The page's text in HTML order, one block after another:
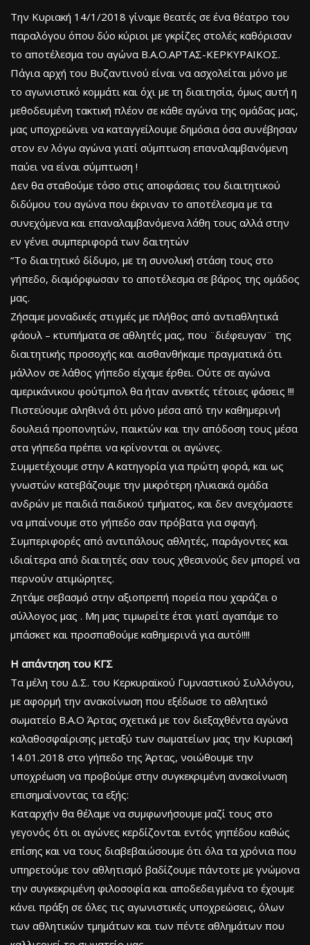
Την Κυριακή 14/1/2018 γίναμε θεατές σε ένα θέατρο του
παραλόγου όπου δύο κύριοι με γκρίζες στολές καθόρισαν
το αποτέλεσμα του αγώνα Β.Α.Ο.ΑΡΤΑΣ-ΚΕΡΚΥΡΑΙΚΟΣ.
Πάγια αρχή του Βυζαντινού είναι να ασχολείται μόνο με
το αγωνιστικό κομμάτι και όχι με τη διαιτησία, όμως αυτή η
μεθοδευμένη τακτική πλέον σε κάθε αγώνα της ομάδας μας,
μας υποχρεώνει να καταγγείλουμε δημόσια όσα συνέβησαν
στον εν λόγω αγώνα γιατί σύμπτωση επαναλαμβανόμενη
παύει να είναι σύμπτωση !
Δεν θα σταθούμε τόσο στις αποφάσεις του διαιτητικού
διδύμου του αγώνα που έκριναν το αποτέλεσμα με τα
συνεχόμενα και επαναλαμβανόμενα λάθη τους αλλά στην
εν γένει συμπεριφορά των δαιτητών
“To διαιτητικό δίδυμο, με τη συνολική στάση τους στο
γήπεδο, διαμόρφωσαν το αποτέλεσμα σε βάρος της ομάδος
μας.
Ζήσαμε μοναδικές στιγμές με πλήθος από αντιαθλητικά
φάουλ – κτυπήματα σε αθλητές μας, που ¨διέφευγαν¨ της
διαιτητικής προσοχής και αισθανθήκαμε πραγματικά ότι
μάλλον σε λάθος γήπεδο είχαμε έρθει. Ούτε σε αγώνα
αμερικάνικου φούτμπολ θα ήταν ανεκτές τέτοιες φάσεις !!!
Πιστεύουμε αληθινά ότι μόνο μέσα από την καθημερινή
δουλειά προπονητών, παικτών και την απόδοση τους μέσα
στα γήπεδα πρέπει να κρίνονται οι αγώνες.
Συμμετέχουμε στην Α κατηγορία για πρώτη φορά, και ως
γνωστών κατεβάζουμε την μικρότερη ηλικιακά ομάδα
ανδρών με παιδιά παιδικού τμήματος, και δεν ανεχόμαστε
να μπαίνουμε στο γήπεδο σαν πρόβατα για σφαγή.
Συμπεριφορές από αντιπάλους αθλητές, παράγοντες και
ιδιαίτερα από διαιτητές σαν τους χθεσινούς δεν μπορεί να
περνούν ατιμώρητες.
Ζητάμε σεβασμό στην αξιοπρεπή πορεία που χαράζει ο
σύλλογος μας . Μη μας τιμωρείτε έτσι γιατί αγαπάμε το
μπάσκετ και προσπαθούμε καθημερινά για αυτό!!!!
H απάντηση του ΚΓΣ
Τα μέλη του Δ.Σ. του Κερκυραϊκού Γυμναστικού Συλλόγου,
με αφορμή την ανακοίνωση που εξέδωσε το αθλητικό
σωματείο Β.Α.Ο Άρτας σχετικά με τον διεξαχθέντα αγώνα
καλαθοσφαίρισης μεταξύ των σωματείων μας την Κυριακή
14.01.2018 στο γήπεδο της Άρτας, νοιώθουμε την
υποχρέωση να προβούμε στην συγκεκριμένη ανακοίνωση
επισημαίνοντας τα εξής:
Καταρχήν θα θέλαμε να συμφωνήσουμε μαζί τους στο
γεγονός ότι οι αγώνες κερδίζονται εντός γηπέδου καθώς
επίσης και να τους διαβεβαιώσουμε ότι όλα τα χρόνια που
υπηρετούμε τον αθλητισμό βαδίζουμε πάντοτε με γνώμονα
την συγκεκριμένη φιλοσοφία και αποδεδειγμένα το έχουμε
κάνει πράξη σε όλες τις αγωνιστικές υποχρεώσεις, όλων
των αθλητικών τμημάτων και των πέντε αθλημάτων που